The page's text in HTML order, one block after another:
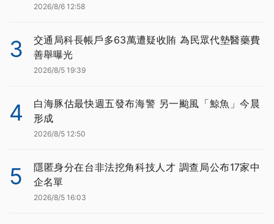
2026/8/6 12:58
3
交通局科長帳戶多63萬遭疑收賄 為民眾代墊醫藥費
善舉曝光
2026/8/5 19:39
4
白海豚估最快週五發布海警 另一颱風「鯨魚」今晨
形成
2026/8/5 12:50
5
隱匿身分在台非法挖角科技人才 調查局公布17家中
企名單
2026/8/5 16:03